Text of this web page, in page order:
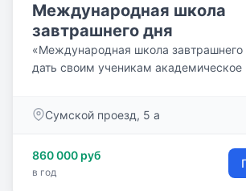
Международная школа
завтрашнего дня
«Международная школа завтрашнего дня стремится
дать своим ученикам академическое
учит его придерживаться
верным гражданином своей страны и
уважительным гостем любой другой».
Сумской проезд, 5 а
860 000 руб
в год